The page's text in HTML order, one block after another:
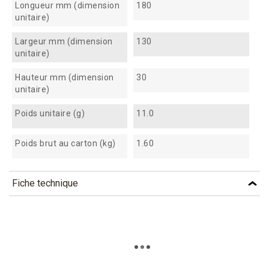
Longueur mm (dimension
unitaire)
180
Largeur mm (dimension
unitaire)
130
Hauteur mm (dimension
unitaire)
30
Poids unitaire (g) 11.0
Poids brut au carton (kg) 1.60
Fiche technique